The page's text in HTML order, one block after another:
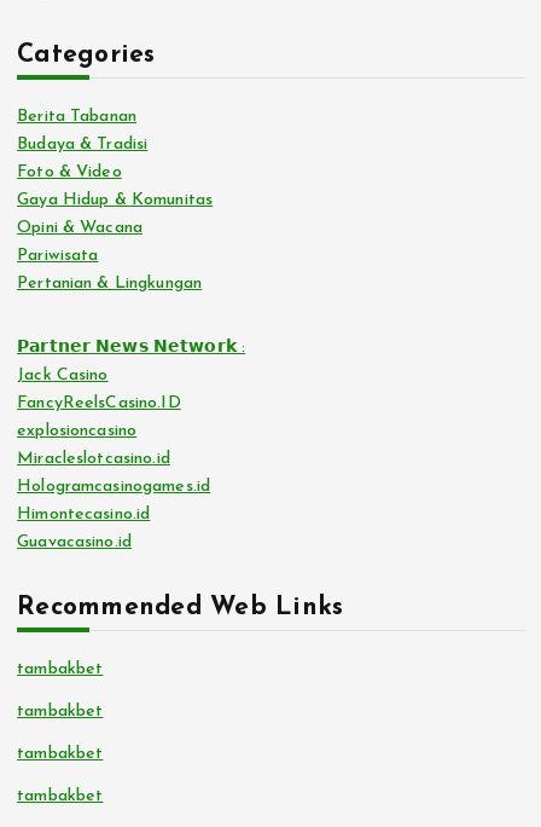
Categories
Berita Tabanan
Budaya & Tradisi
Foto & Video
Gaya Hidup & Komunitas
Opini & Wacana
Pariwisata
Pertanian & Lingkungan
𝗣𝗮𝗿𝘁𝗻𝗲𝗿 𝗡𝗲𝘄𝘀 𝗡𝗲𝘁𝘄𝗼𝗿𝗸 :
Jack Casino
FancyReelsCasino.ID
explosioncasino
Miracleslotcasino.id
Hologramcasinogames.id
Himontecasino.id
Guavacasino.id
Recommended Web Links
tambakbet
tambakbet
tambakbet
tambakbet